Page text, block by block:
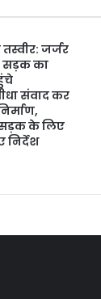
जर्जर
का
संवाद कर
के लिए
निर्देश